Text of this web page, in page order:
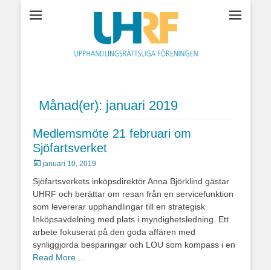
Månad(er): januari 2019
Medlemsmöte 21 februari om
Sjöfartsverket
Postades
januari 10, 2019
Sjöfartsverkets inköpsdirektör Anna Björklind gästar
UHRF och berättar om resan från en servicefunktion
som levererar upphandlingar till en strategisk
Inköpsavdelning med plats i myndighetsledning. Ett
arbete fokuserat på den goda affären med
synliggjorda besparingar och LOU som kompass i en
Read More …